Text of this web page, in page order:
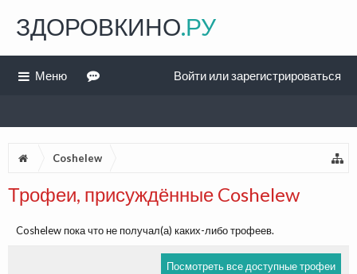
Coshelew
Трофеи, присуждённые Coshelew
Coshelew пока что не получал(а) каких-либо трофеев.
Посмотреть все доступные трофеи
ЗДОРОВКИНО.РУ
Меню Войти или зарегистрироваться